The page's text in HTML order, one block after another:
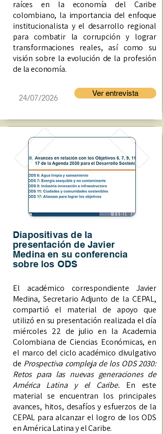
raíces en la economía del Caribe
colombiano, la importancia del enfoque
institucionalista y el desarrollo regional
para combatir la corrupción y lograr
transformaciones reales, así como su
visión sobre la evolución de la profesión
de la economía.
24/07/2026 Ver entrevista
Diapositivas de la
presentación de Javier
Medina en su conferencia
sobre los ODS
El académico correspondiente Javier
Medina, Secretario Adjunto de la CEPAL,
compartió el material de apoyo que
utilizó en su presentación realizada el día
miércoles 22 de julio en la Academia
Colombiana de Ciencias Económicas, en
el marco del ciclo académico divulgativo
de Prospectiva compleja de los ODS 2030:
Retos para las nuevas generaciones de
América Latina y el Caribe. En este
material se encuentran los principales
avances, hitos, desafíos y esfuerzos de la
CEPAL para alcanzar el logro de los ODS
en América Latina y el Caribe.